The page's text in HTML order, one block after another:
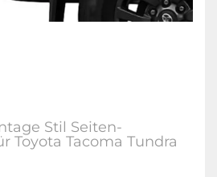
Stil Seiten-
Toyota Tacoma Tundra